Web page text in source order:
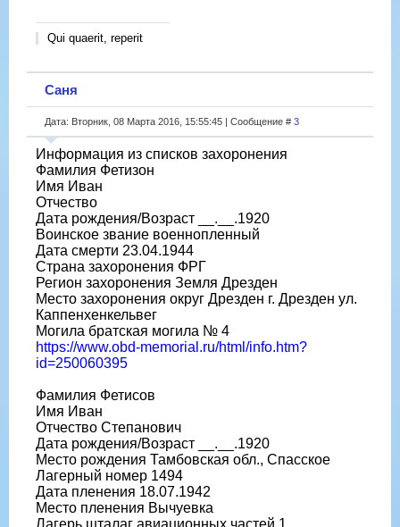
Qui quaerit, reperit
Саня
Дата: Вторник, 08 Марта 2016, 15:55:45 | Сообщение # 3
Информация из списков захоронения
Фамилия Фетизон
Имя Иван
Отчество
Дата рождения/Возраст __.__.1920
Воинское звание военнопленный
Дата смерти 23.04.1944
Страна захоронения ФРГ
Регион захоронения Земля Дрезден
Место захоронения округ Дрезден г. Дрезден ул.
Каппенхенкельвег
Могила братская могила № 4
https://www.obd-memorial.ru/html/info.htm?
id=250060395
Фамилия Фетисов
Имя Иван
Отчество Степанович
Дата рождения/Возраст __.__.1920
Место рождения Тамбовская обл., Спасское
Лагерный номер 1494
Дата пленения 18.07.1942
Место пленения Вычуевка
Лагерь шталаг авиационных частей 1